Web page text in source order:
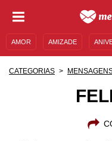
AMOR AMIZADE
CATEGORIAS